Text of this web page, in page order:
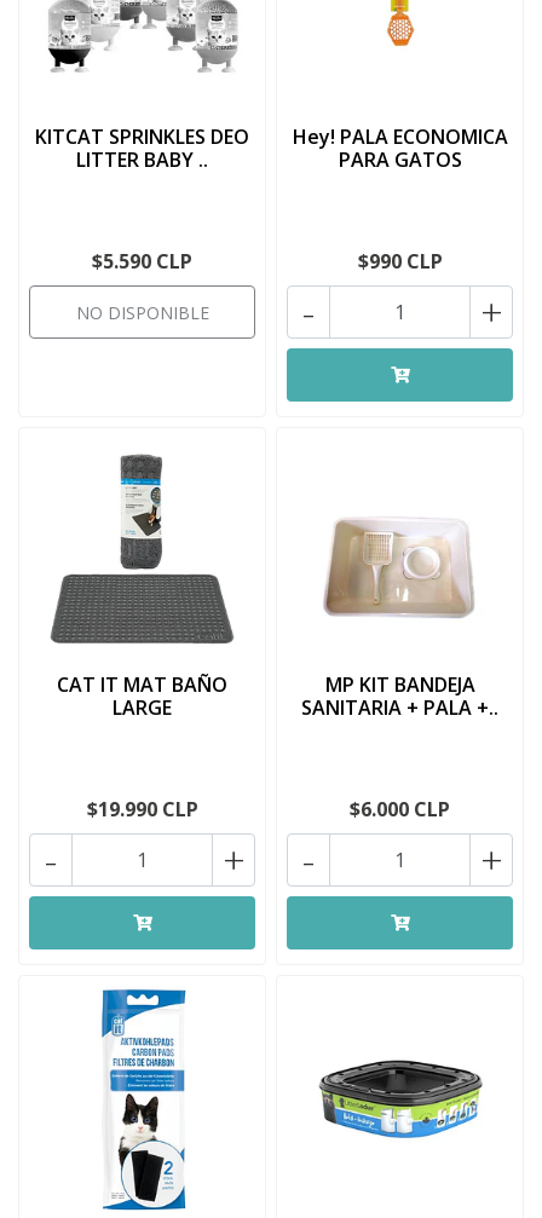
KITCAT SPRINKLES DEO
LITTER BABY ..
$5.590 CLP
NO DISPONIBLE
Hey! PALA ECONOMICA
PARA GATOS
$990 CLP
+
-
CAT IT MAT BAÑO
LARGE
$19.990 CLP
+
-
MP KIT BANDEJA
SANITARIA + PALA +..
$6.000 CLP
+
-